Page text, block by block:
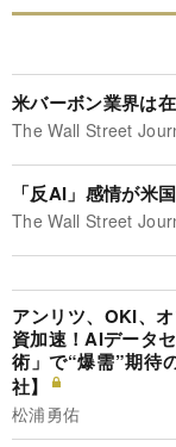
米バーボン業界は
The Wall Street
「反AI」感情が米
The Wall Street
アンリツ、OKI、
資加速！AIデータ
術」で“爆需”期待
社】
松浦勇佑